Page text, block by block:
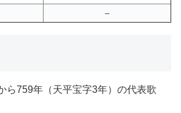
–
ら759年（天平宝字3年）の代表歌